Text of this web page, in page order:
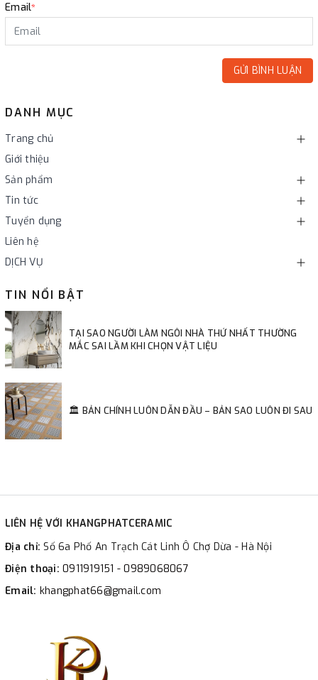
DANH MỤC
Trang chủ
Giới thiệu
Sản phẩm
Tin tức
Tuyển dụng
Liên hệ
DỊCH VỤ
TIN NỔI BẬT
TẠI SAO NGƯỜI LÀM NGÔI NHÀ THỨ NHẤT THƯỜNG
MẮC SAI LẦM KHI CHỌN VẬT LIỆU
🏛️ BẢN CHÍNH LUÔN DẪN ĐẦU – BẢN SAO LUÔN ĐI SAU
Email*
GỬI BÌNH LUẬN
LIÊN HỆ VỚI KHANGPHATCERAMIC
Địa chỉ:Số 6a Phố An Trạch Cát Linh Ô Chợ Dừa - Hà Nội
Điện thoại: 0911919151 - 0989068067
Email: khangphat66@gmail.com